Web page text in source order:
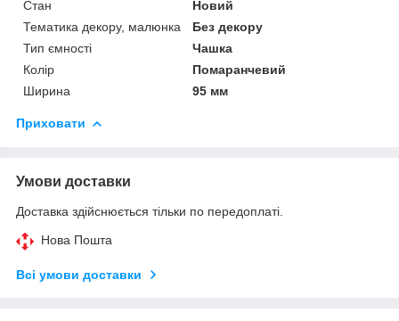
Стан
Новий
Тематика декору, малюнка
Без декору
Тип ємності
Чашка
Колір
Помаранчевий
Ширина
95 мм
Приховати
Умови доставки
Доставка здійснюється тільки по передоплаті.
Нова Пошта
Всі умови доставки